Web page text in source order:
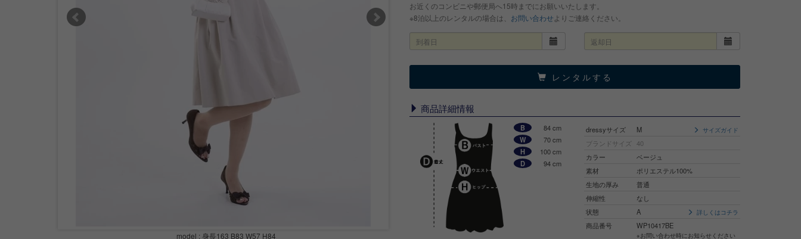
model : 身長163 B83 W57 H84
お近くのコンビニや郵便局へ15時までにお願いいたします。
※8泊以上のレンタルの場合は、 お問い合わせ よりご連絡ください。
レンタルする
商品詳細情報
B
84 cm
W
70 cm
H
100 cm
D
94 cm
dressyサイズ M サイズガイド
ブランドサイズ
40
カラー
ベージュ
素材
ポリエステル100%
生地の厚み
普通
伸縮性
なし
状態
A 詳しくはコチラ
商品番号 WP10417BE
※お問い合わせ時にお知らせください